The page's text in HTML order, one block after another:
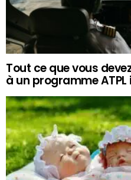
Tout ce que vous
à un programme